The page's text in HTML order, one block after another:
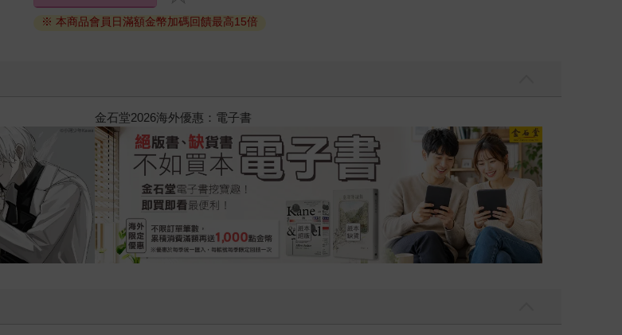
※ 本商品會員日滿額金幣加碼回饋最高15倍
2026金石堂暑假漫博〈你好，我吃一點〉第二波